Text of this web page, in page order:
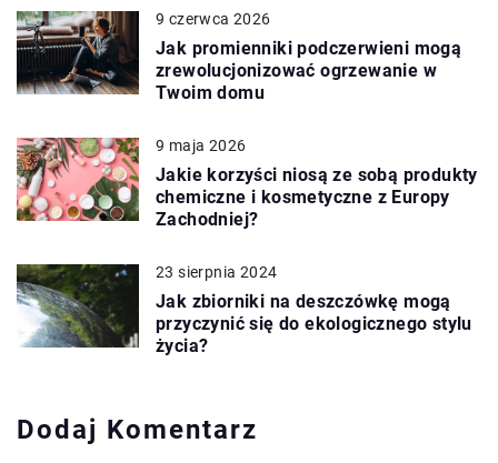
9 czerwca 2026
Jak promienniki podczerwieni mogą
zrewolucjonizować ogrzewanie w
Twoim domu
9 maja 2026
Jakie korzyści niosą ze sobą produkty
chemiczne i kosmetyczne z Europy
Zachodniej?
23 sierpnia 2024
Jak zbiorniki na deszczówkę mogą
przyczynić się do ekologicznego stylu
życia?
Dodaj Komentarz